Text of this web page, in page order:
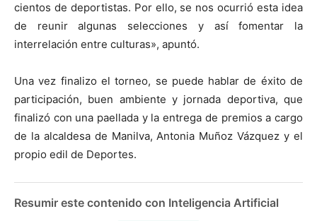
cientos de deportistas. Por ello, se nos ocurrió esta idea
de reunir algunas selecciones y así fomentar la
interrelación entre culturas», apuntó.
Una vez finalizo el torneo, se puede hablar de éxito de
participación, buen ambiente y jornada deportiva, que
finalizó con una paellada y la entrega de premios a cargo
de la alcaldesa de Manilva, Antonia Muñoz Vázquez y el
propio edil de Deportes.
Resumir este contenido con Inteligencia Artificial